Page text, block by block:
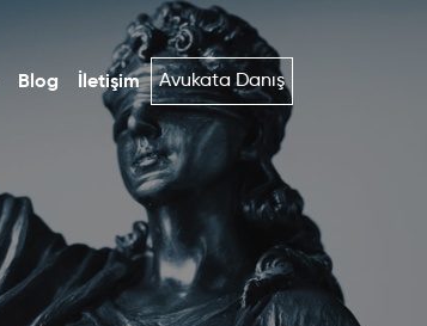
Blog İletişim Avukata Danış